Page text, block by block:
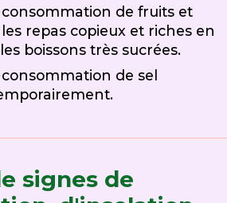
de fruits et
repas copieux et riches en
boissons très sucrées.
de sel
signes de